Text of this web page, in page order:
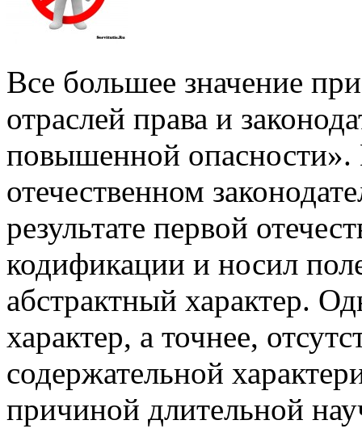
Все большее значение
отраслей права и
повышенной
отечественном
результате первой
кодификации и носил
абстрактный характер.
характер, а точнее,
содержательной
причиной длительной